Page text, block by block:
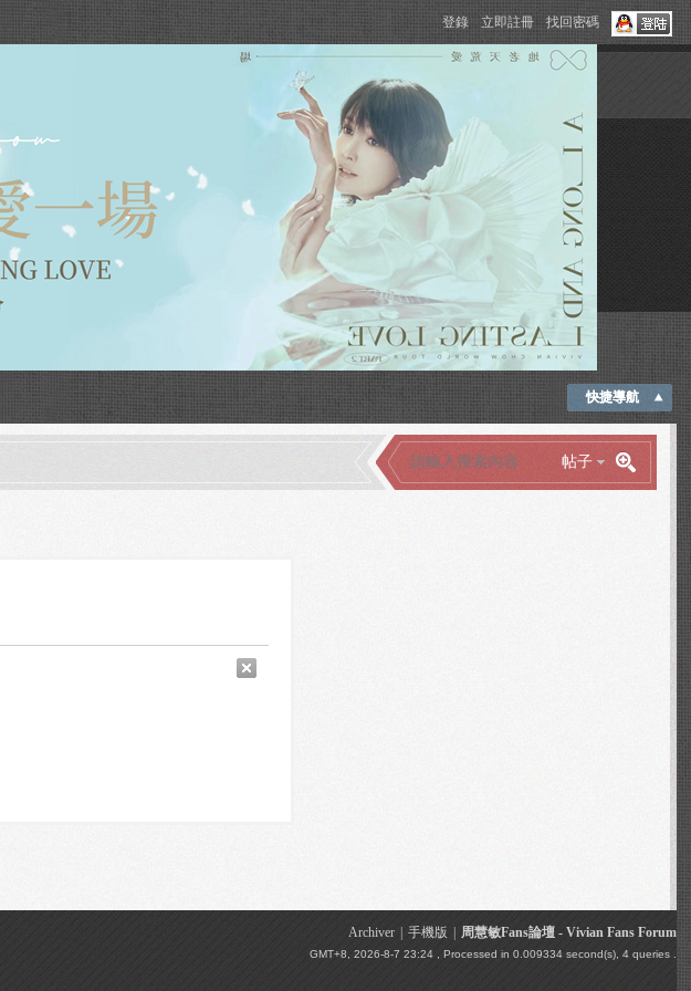
登錄 立即註冊 找回密碼
快捷導航
帖子
Archiver 手機版 周慧敏Fans論壇 - Vivian Fans Forum
GMT+8, 2026-8-7 23:24, Processed in 0.009334 second(s), 4 queries .